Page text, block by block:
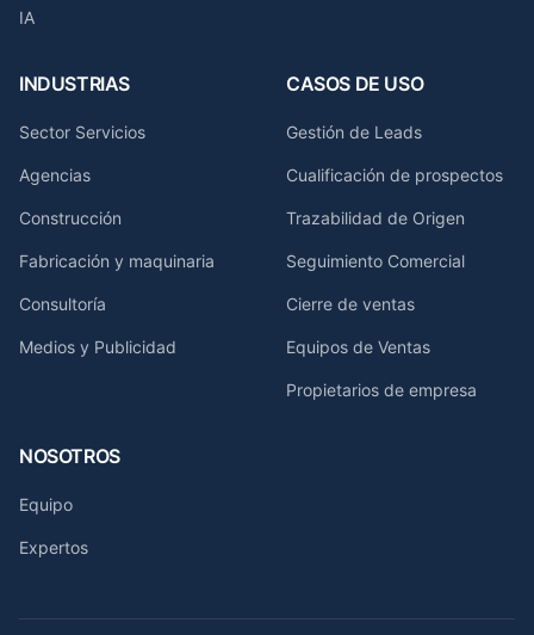
IA
INDUSTRIAS
Sector Servicios
Agencias
Construcción
Fabricación y maquinaria
Consultoría
Medios y Publicidad
CASOS DE USO
Gestión de Leads
Cualificación de prospectos
Trazabilidad de Origen
Seguimiento Comercial
Cierre de ventas
Equipos de Ventas
Propietarios de empresa
NOSOTROS
Equipo
Expertos